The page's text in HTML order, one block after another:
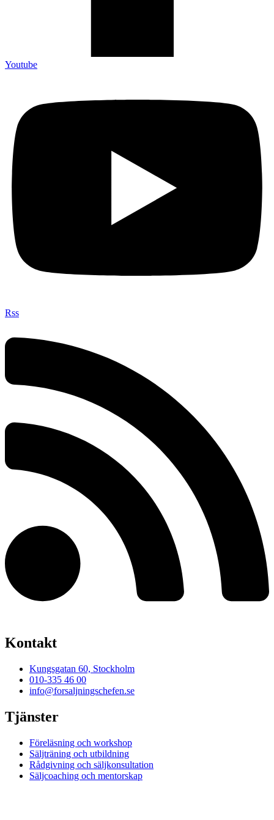
Youtube
Rss
Kontakt
Kungsgatan 60, Stockholm
010-335 46 00
info@forsaljningschefen.se
Tjänster
Föreläsning och workshop
Säljträning och utbildning
Rådgivning och säljkonsultation
Säljcoaching och mentorskap